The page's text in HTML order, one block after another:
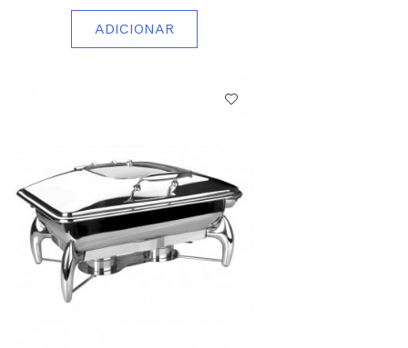
ADICIONAR